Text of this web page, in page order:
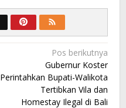
Pos berikutnya
Gubernur Koster
Perintahkan Bupati-Walikota
Tertibkan Vila dan
Homestay Ilegal di Bali